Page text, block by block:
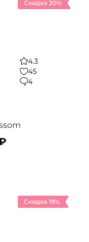
Скидка 20%
4.3
45
4
Скидка 19%